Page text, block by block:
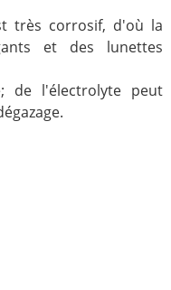
très corrosif, d'où la
et des lunettes
de l'électrolyte peut